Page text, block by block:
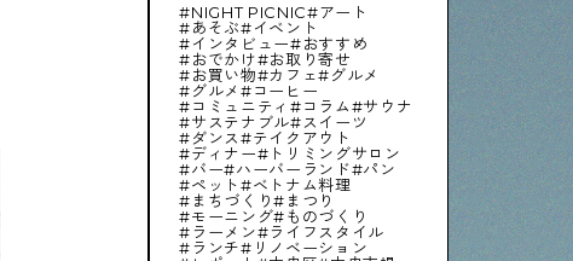
NIGHT PICNIC
アート
あそぶ
イベント
インタビュー
おすすめ
おでかけ
お取り寄せ
お買い物
カフェ
グルメ
グルメ
コーヒー
コミュニティ
コラム
サウナ
サステナブル
スイーツ
ダンス
テイクアウト
ディナー
トリミングサロン
バー
ハーバーランド
パン
ペット
ベトナム料理
まちづくり
まつり
モーニング
ものづくり
ラーメン
ライフスタイル
ランチ
リノベーション